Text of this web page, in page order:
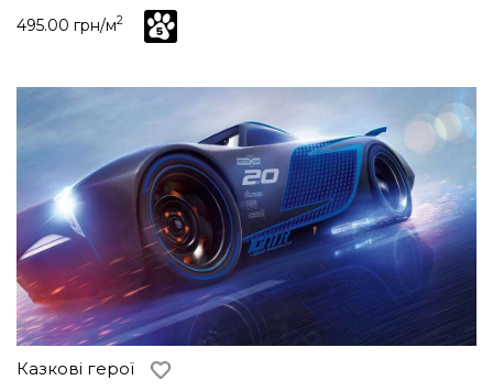
495.00 грн/м2
Казкові герої